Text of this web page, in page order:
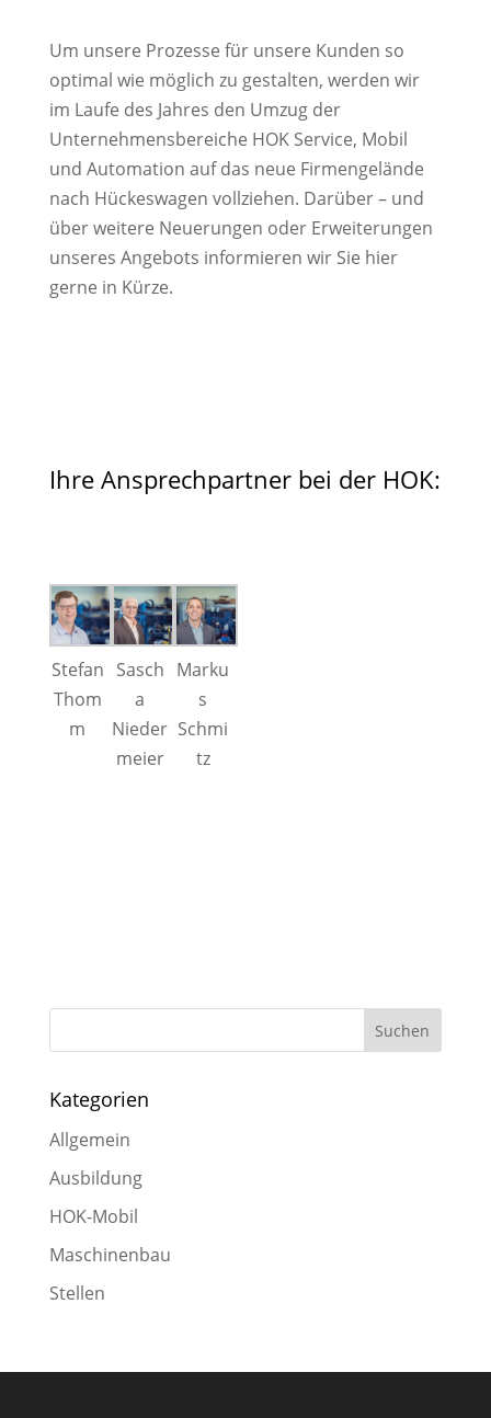
Um unsere Prozesse für unsere Kunden so
optimal wie möglich zu gestalten, werden wir
im Laufe des Jahres den Umzug der
Unternehmensbereiche HOK Service, Mobil
und Automation auf das neue Firmengelände
nach Hückeswagen vollziehen. Darüber – und
über weitere Neuerungen oder Erweiterungen
unseres Angebots informieren wir Sie hier
gerne in Kürze.
Ihre Ansprechpartner bei der HOK:
Stefan
Thom
m
Sasch
a
Nieder
meier
Marku
s
Schmi
tz
Kategorien
Allgemein
Ausbildung
HOK-Mobil
Maschinenbau
Stellen